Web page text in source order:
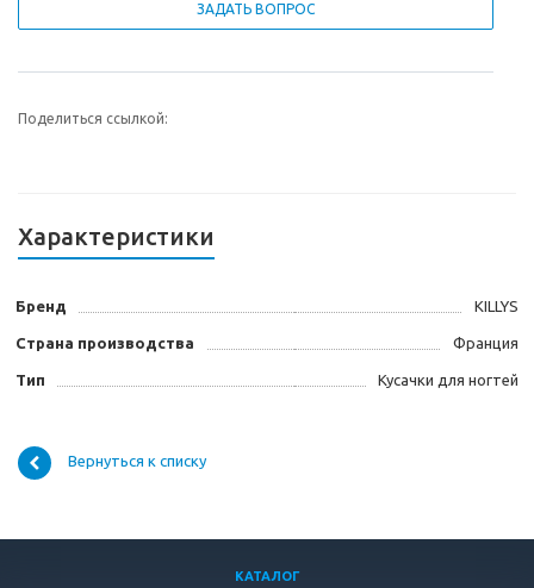
ЗАДАТЬ ВОПРОС
Поделиться ссылкой:
Характеристики
Бренд KILLYS
Страна производства Франция
Тип Кусачки для ногтей
Вернуться к списку
КАТАЛОГ